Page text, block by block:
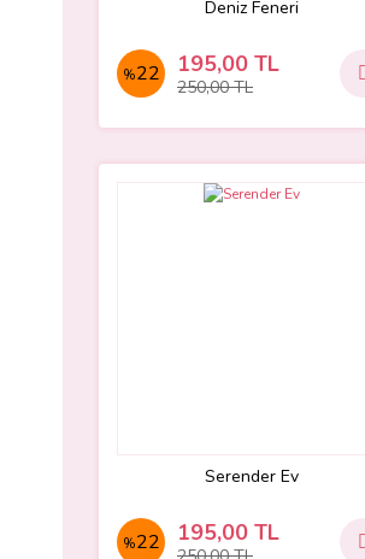
Deniz Feneri
%22 195,00 TL
250,00 TL
Serender Ev
%22 195,00 TL